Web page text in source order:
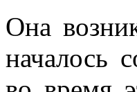
Она
началось